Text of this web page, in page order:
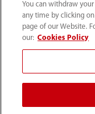
Unsere
17 Uhr Fr
Cookie-Richtlinie
© 2026 Shenzhen
You can withdraw
any time by clicking
page of our Website.
our: Cookies Policy